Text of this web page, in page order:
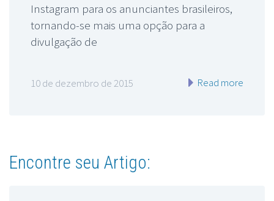
Instagram para os anunciantes brasileiros,
tornando-se mais uma opção para a
divulgação de
10 de dezembro de 2015 Read more
Encontre seu Artigo: